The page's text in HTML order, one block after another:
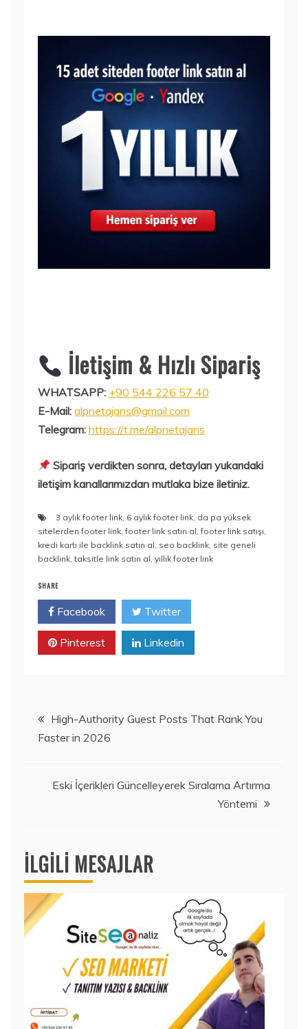
İletişim & Hızlı Sipariş
WHATSAPP: +90 544 226 57 40
E-Mail: alpnetajans@gmail.com
Telegram: https://t.me/alpnetajans
Sipariş verdikten sonra, detayları yukarıdaki
iletişim kanallarımızdan mutlaka bize iletiniz.
3 aylık footer link, 6 aylık footer link, da pa yüksek
sitelerden footer link,footer link satın al,footer link satışı,
kredi kartı ile backlink satın al, seo backlink, site geneli
backlink,taksitle link satın al, yıllık footer link
SHARE
Facebook Twitter
Pinterest Linkedin
Yazı
gezinmesi
High-Authority Guest Posts That Rank You
Faster in 2026
Eski İçerikleri Güncelleyerek Sıralama Artırma
Yöntemi
İLGILI MESAJLAR